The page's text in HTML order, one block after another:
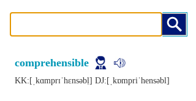
comprehensible
KK:[ˌkɑmprɪˈhɛnsǝbḷ] DJ:[ˌkɒmpriˈhеnsǝbl]